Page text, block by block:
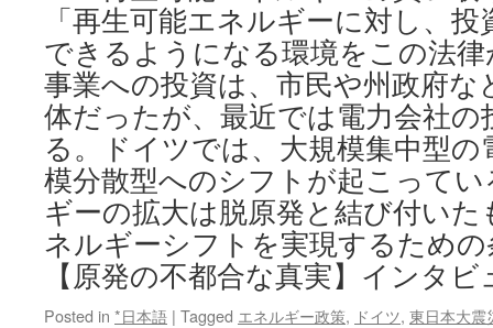
「再生可能エネルギーに対し、
できるようになる環境をこの法
事業への投資は、市民や州政府な
体だったが、最近では電力会社
る。ドイツでは、大規模集中型
模分散型へのシフトが起こって
ギーの拡大は脱原発と結び付い
ネルギーシフトを実現するため
【原発の不都合な真実】インタビ
Posted in *日本語 | Tagged エネルギー政策, ドイツ, 東日本大震